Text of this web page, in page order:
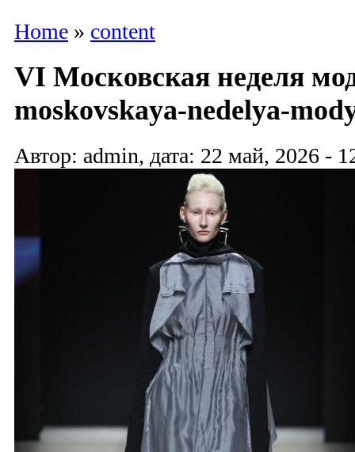
Home » content
VI Московская неделя
moskovskaya-nedelya-
Автор: admin, дата: 22 май, 2026 -